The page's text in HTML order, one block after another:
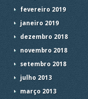
fevereiro 2019
janeiro 2019
dezembro 2018
novembro 2018
setembro 2018
julho 2013
março 2013